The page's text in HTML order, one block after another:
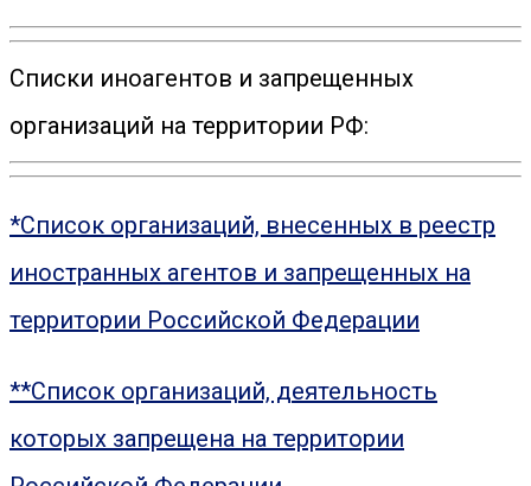
Списки иноагентов и запрещенных
организаций на территории РФ:
*Список организаций, внесенных в реестр
иностранных агентов и запрещенных на
территории Российской Федерации
**Список организаций, деятельность
которых запрещена на территории